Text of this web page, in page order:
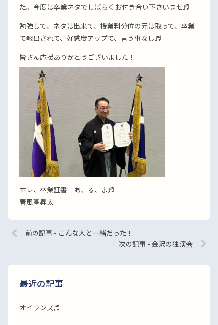
た。今度は卒業ネタでしばらくお付き合い下さいませ♬
勉強して、ネタは出来て、授業料分位の元は取って、卒業
で報出されて、好感度アップで、言う事なし♬
皆さん応援ありがとうございました！
ホレ、卒業証書 あ、る、よ♬
春風亭昇太
前の記事 - こんな人と一緒だった！
次の記事 - 金沢の独演会
最近の記事
オイランズ♬